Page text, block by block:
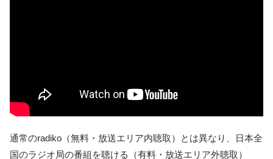
通常のradiko（無料・放送エリア内聴取）とは異なり、日本全
国のラジオ局の番組を聴ける（有料・放送エリア外聴取）